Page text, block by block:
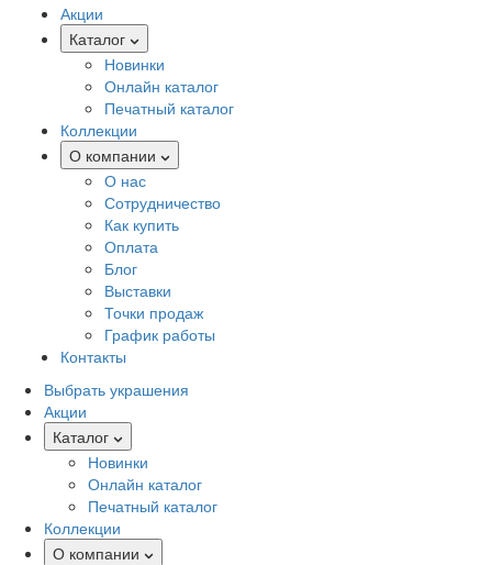
Акции
Каталог
Новинки
Онлайн каталог
Печатный каталог
Коллекции
О компании
О нас
Сотрудничество
Как купить
Оплата
Блог
Выставки
Точки продаж
График работы
Контакты
Выбрать украшения
Акции
Каталог
Новинки
Онлайн каталог
Печатный каталог
Коллекции
О компании